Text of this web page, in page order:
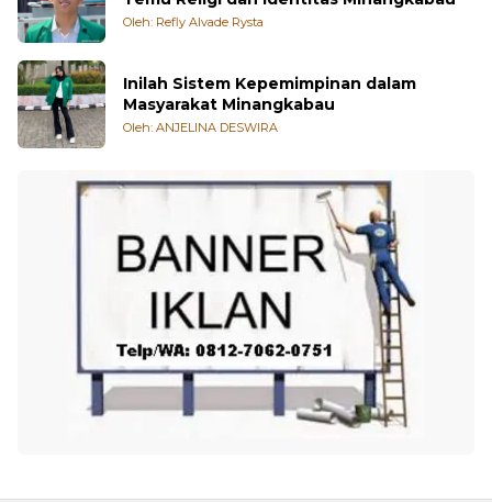
Oleh: Refly Alvade Rysta
Inilah Sistem Kepemimpinan dalam
Masyarakat Minangkabau
Oleh: ANJELINA DESWIRA